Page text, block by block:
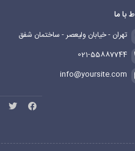
با ما
تهران - خیابان ولیعصر - ساختمان شفق
021-55887744
info@yoursite.com